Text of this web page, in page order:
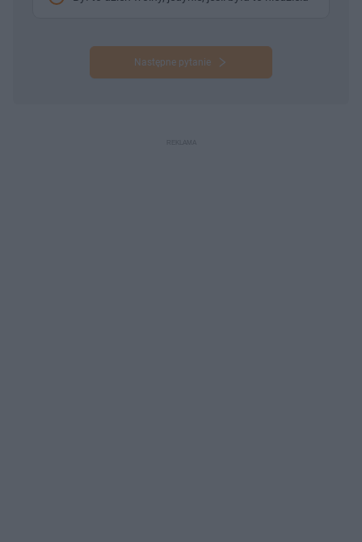
Następne pytanie